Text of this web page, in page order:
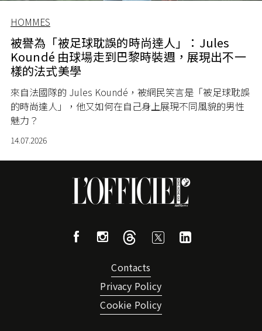
HOMMES
被譽為「被足球耽誤的時尚達人」：Jules
Koundé 由球場走到巴黎時裝週，展現出不一
樣的法式美學
來自法國隊的 Jules Koundé，被網民笑言是「被足球耽誤
的時尚達人」，他又如何在自己身上展現不同風貌的男性
魅力？
14.07.2026
Contacts
Privacy Policy
Cookie Policy